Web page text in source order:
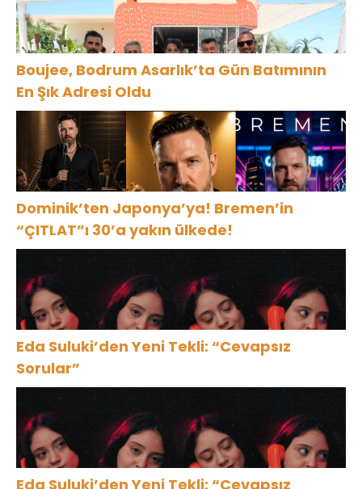
Boujee, Bodrum Asarlık’ta Gün Batımının
En Şık Adresi Oldu
Dominik’ten Japonya’ya! Bremen’in
“ÇITLAT”ı 30’a yakın ülkede!
Eda Suluki’den Yeni Tekli: “Cevapsız
Sorular”
Eda Suluki’den Yeni Tekli: “Cevapsız